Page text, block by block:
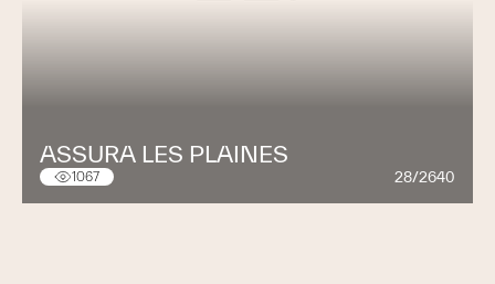
ASSURA LES PLAINES
1067 28/2640